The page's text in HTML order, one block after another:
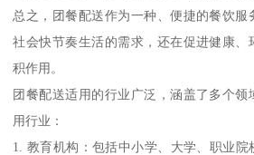
总之，团餐配送作为一种、便捷的餐饮
社会快节奏生活的需求，还在促进健康、
积作用。
团餐配送适用的行业广泛，涵盖了多个
用行业：
1. 教育机构：包括中小学、大学、职业